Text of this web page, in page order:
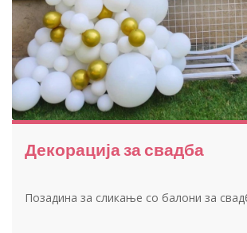
Декорација за свадба
Позадина за сликање со балони за